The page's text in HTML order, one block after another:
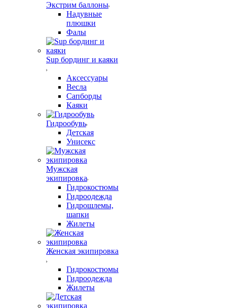
Экстрим баллоны
Надувные
плюшки
Фалы
Sup бординг и каяки
Аксессуары
Весла
Сапборды
Каяки
Гидрообувь
Детская
Унисекс
Мужская
экипировка
Гидрокостюмы
Гидроодежда
Гидрошлемы,
шапки
Жилеты
Женская экипировка
Гидрокостюмы
Гидроодежда
Жилеты